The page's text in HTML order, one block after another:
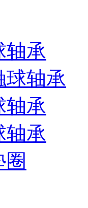
轴承
球轴承
轴承
轴承